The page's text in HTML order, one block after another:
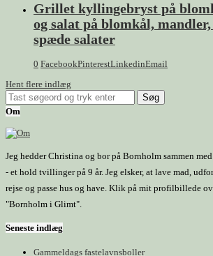
Grillet kyllingebryst på
og salat på blomkål,
spæde salater
0 FacebookPinterestLinkedinEmail
Hent flere indlæg
Om
Jeg hedder Christina og bor på Bornholm sammen
- et hold tvillinger på 9 år. Jeg elsker, at lave mad,
rejse og passe hus og have. Klik på mit profilbillede
"Bornholm i Glimt".
Seneste indlæg
Gammeldags fastelavnsboller